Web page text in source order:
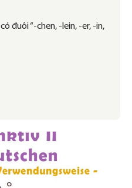
đuôi “-chen, -lein, -er, -in,